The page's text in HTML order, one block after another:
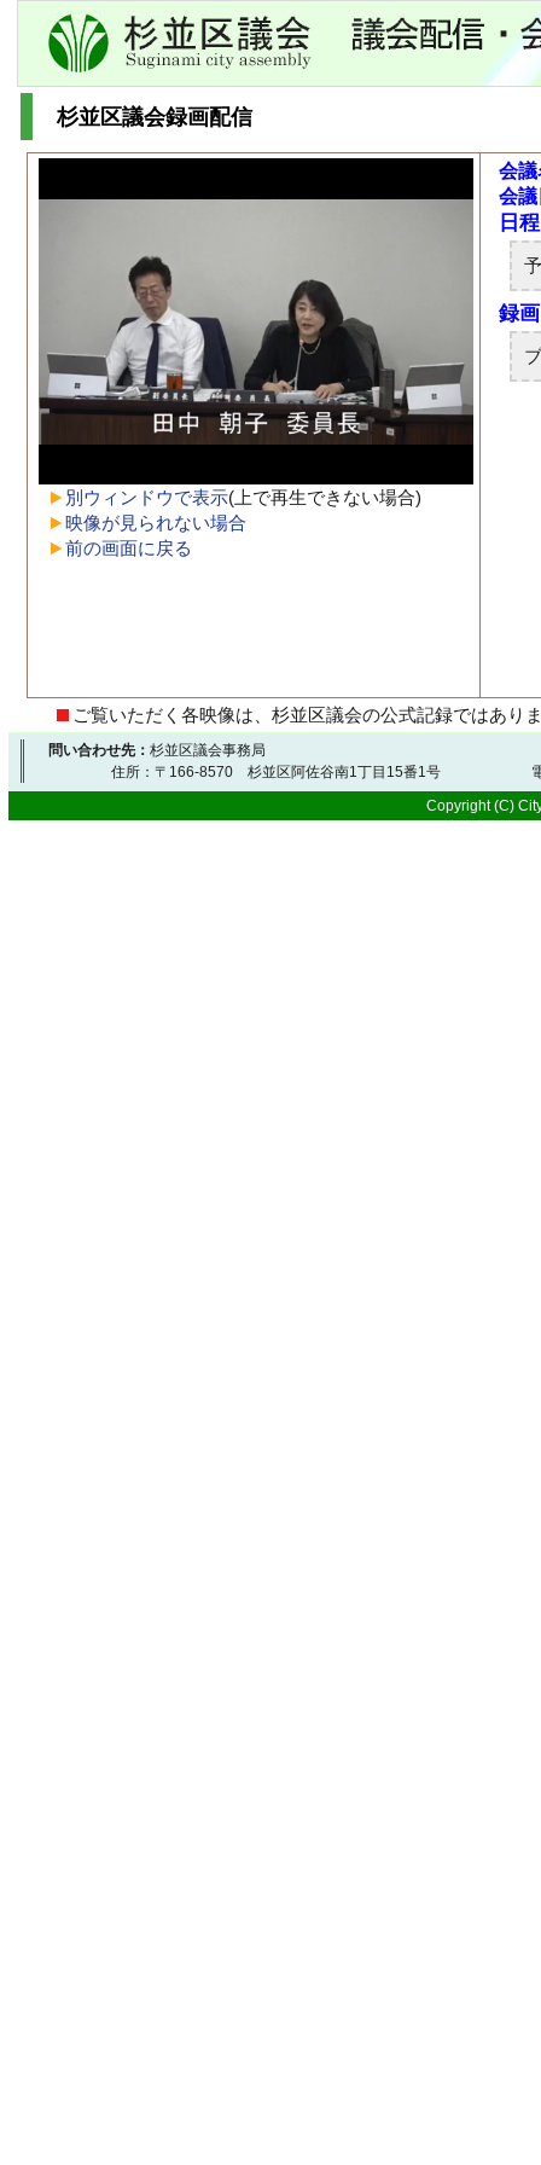
杉並区議会録画配信
別ウィンドウで表示(上で再生できない場合)
映像が見られない場合
前の画面に戻る
会
会
ご覧いただく各映像は、杉並区議会の公式記録ではあり
問い合わせ先： 杉並区議会事務局
住所：〒166-8570 杉並区阿佐谷南1丁目15番1号 電
Copyright (C)